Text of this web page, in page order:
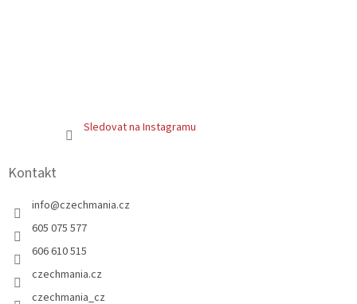
Sledovat na Instagramu
Kontakt
info@czechmania.cz
605 075 577
606 610 515
czechmania.cz
czechmania_cz